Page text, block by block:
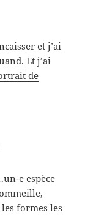
et j’ai
Et j’ai
de
e espèce
formes les